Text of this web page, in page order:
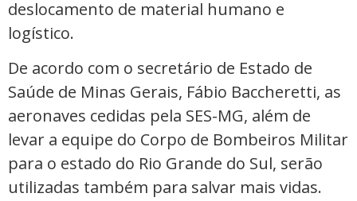
deslocamento de material humano e
logístico.
De acordo com o secretário de Estado de
Saúde de Minas Gerais, Fábio Baccheretti, as
aeronaves cedidas pela SES-MG, além de
levar a equipe do Corpo de Bombeiros Militar
para o estado do Rio Grande do Sul, serão
utilizadas também para salvar mais vidas.